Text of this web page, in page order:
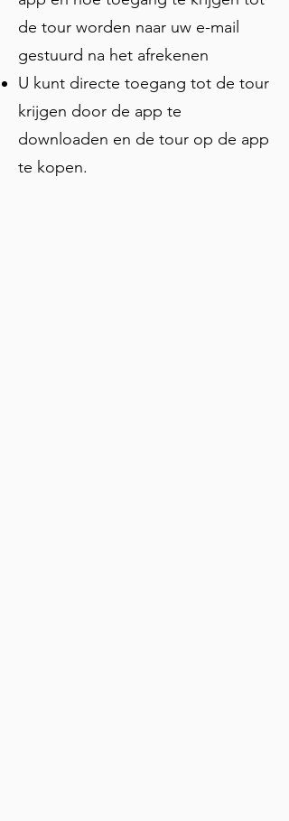
Camisa. Je bezoekt ook twee rustige
kerken buiten de gebruikelijke route.
De kaart en foto's van de app houden
je op het juiste pad, en je kunt op elk
moment pauzeren voor foto's, een
koffiepauze, of extra tijd bij je favoriete
stop. Klaar om de echte geschiedenis
van Chartres te zien?
de tour worden naar uw e-mail
gestuurd na het afrekenen
U kunt directe toegang tot de tour
krijgen door de app te
downloaden en de tour op de app
te kopen.